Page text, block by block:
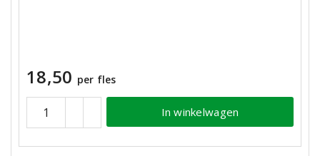
18,50 per fles
In winkelwagen